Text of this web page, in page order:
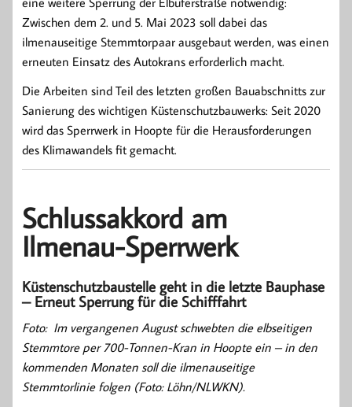
Zwischen dem 2. und 5. Mai 2023 soll dabei das
ilmenauseitige Stemmtorpaar ausgebaut werden, was einen
erneuten Einsatz des Autokrans erforderlich macht.
Die Arbeiten sind Teil des letzten großen Bauabschnitts zur
Sanierung des wichtigen Küstenschutzbauwerks: Seit 2020
wird das Sperrwerk in Hoopte für die Herausforderungen
des Klimawandels fit gemacht.
Schlussakkord am
Ilmenau-Sperrwerk
Küstenschutzbaustelle geht in die letzte Bauphase
– Erneut Sperrung für die Schifffahrt
Foto: Im vergangenen August schwebten die elbseitigen
Stemmtore per 700-Tonnen-Kran in Hoopte ein – in den
kommenden Monaten soll die ilmenauseitige
Stemmtorlinie folgen (Foto: Löhn/NLWKN).